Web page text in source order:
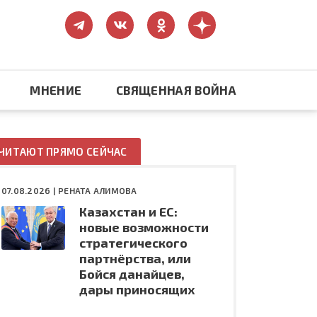
Конфликт на Украине
МНЕНИЕ СВЯЩЕННАЯ ВОЙНА
ПРЯМО СЕЙЧАС
07.08.2026 | РЕНАТА АЛИМОВА
Казахстан и ЕС:
новые возможности
стратегического
партнёрства, или
Бойся данайцев,
дары приносящих